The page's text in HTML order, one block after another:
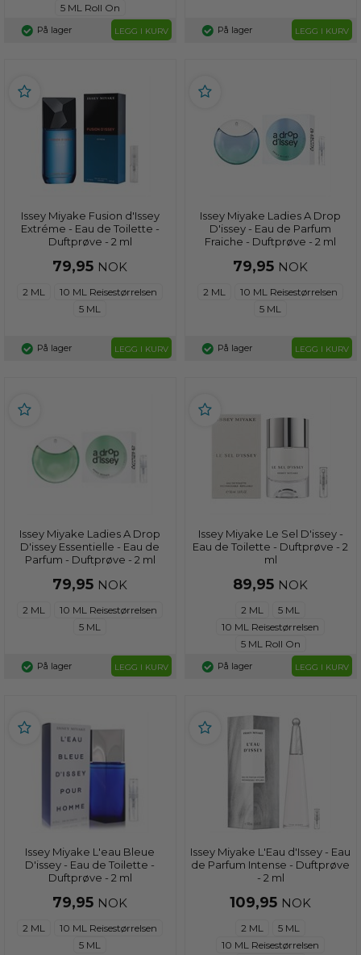
5 ML Roll On
På lager LEGG I KURV På lager LEGG I KURV
Issey Miyake Fusion d'Issey
Extréme - Eau de Toilette -
Duftprøve - 2 ml
79,95 NOK
2 ML
10 ML Reisestørrelsen
5 ML
På lager LEGG I KURV
Issey Miyake Ladies A Drop
D'issey - Eau de Parfum
Fraiche - Duftprøve - 2 ml
79,95 NOK
2 ML
10 ML Reisestørrelsen
5 ML
På lager LEGG I KURV
Issey Miyake Ladies A Drop
D'issey Essentielle - Eau de
Parfum - Duftprøve - 2 ml
79,95 NOK
2 ML
10 ML Reisestørrelsen
5 ML
På lager LEGG I KURV
Issey Miyake Le Sel D'issey -
Eau de Toilette - Duftprøve - 2
ml
89,95 NOK
2 ML
5 ML
10 ML Reisestørrelsen
5 ML Roll On
På lager LEGG I KURV
Issey Miyake L'eau Bleue
D'issey - Eau de Toilette -
Duftprøve - 2 ml
79,95 NOK
2 ML
10 ML Reisestørrelsen
5 ML
Issey Miyake L'Eau d'Issey - Eau
de Parfum Intense - Duftprøve
- 2 ml
109,95 NOK
2 ML
5 ML
10 ML Reisestørrelsen